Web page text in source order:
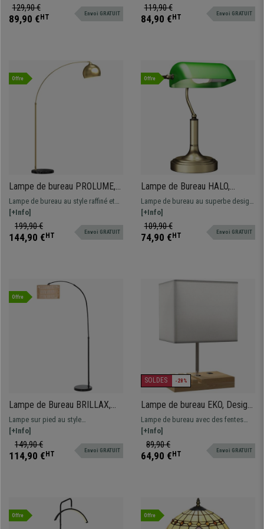
Clair
moderne et fonctionnel
129,90 €
89,90 € HT Envoi GRATUIT
coloris.
119,90 €
84,90 € HT Envoi GRATUIT
Offre
Lampe de bureau PROLUME,
Design Moderne et Elégant,
Métal et Marbre, Couleur
Dorée
Lampe de bureau au style raffiné et
moderne. Avec ses lignes courbes
très esthétiques, il diffuse une
lumière chaleureuse.
[+Info]
199,90 €
144,90 € HT Envoi GRATUIT
Offre
Lampe de Bureau HALO,
Design Exclusif Lampe de
Banquier, Style Vintage, Vert
Lampe de bureau au superbe design
vintage, de type lampe de banquier,
idéale pour un bureau ou une table
de travail.
[+Info]
109,90 €
74,90 € HT Envoi GRATUIT
Offre
Lampe de Bureau BRILLAX,
Style Contemporain, En Métal
et Marbre, Noir
Lampe sur pied au style
contemporain. Idéale pour un bureau
ou un cabinet.
[+Info]
149,90 €
114,90 € HT Envoi GRATUIT
SOLDES -28%
Lampe de bureau EKO, Design
Tendance, Rangements et
Ports USB, Blanc
Lampe de bureau avec des fentes
pour ranger des objets et 2 ports
USB. Très fonctionnelle et
polyvalente.
[+Info]
89,90 €
64,90 € HT Envoi GRATUIT
Offre Offre